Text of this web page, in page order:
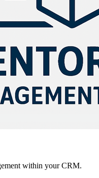
within your CRM.